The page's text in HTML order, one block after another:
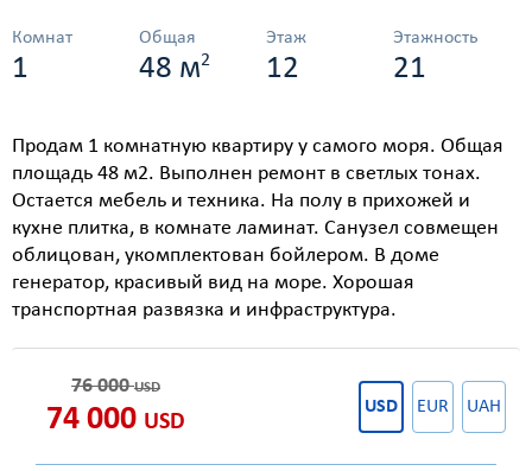
Комнат
1
Общая
48 м2
Этаж
12
Этажность
21
Продам 1 комнатную квартиру у самого моря. Общая
площадь 48 м2. Выполнен ремонт в светлых тонах.
Остается мебель и техника. На полу в прихожей и
кухне плитка, в комнате ламинат. Санузел совмещен
облицован, укомплектован бойлером. В доме
генератор, красивый вид на море. Хорошая
транспортная развязка и инфраструктура.
76 000USD
74 000 USD
USD EUR UAH